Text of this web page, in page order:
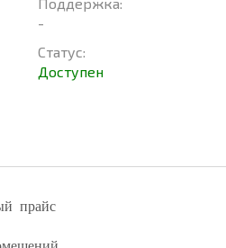
-
Статус:
Доступен
прайс